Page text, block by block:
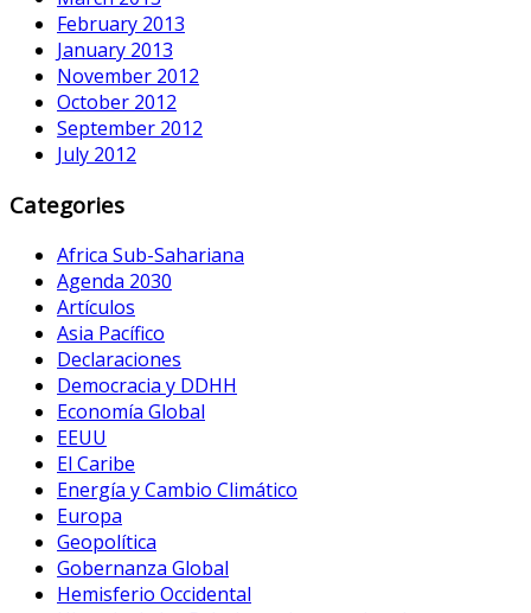
February 2013
January 2013
November 2012
October 2012
September 2012
July 2012
Categories
Africa Sub-Sahariana
Agenda 2030
Artículos
Asia Pacífico
Declaraciones
Democracia y DDHH
Economía Global
EEUU
El Caribe
Energía y Cambio Climático
Europa
Geopolítica
Gobernanza Global
Hemisferio Occidental